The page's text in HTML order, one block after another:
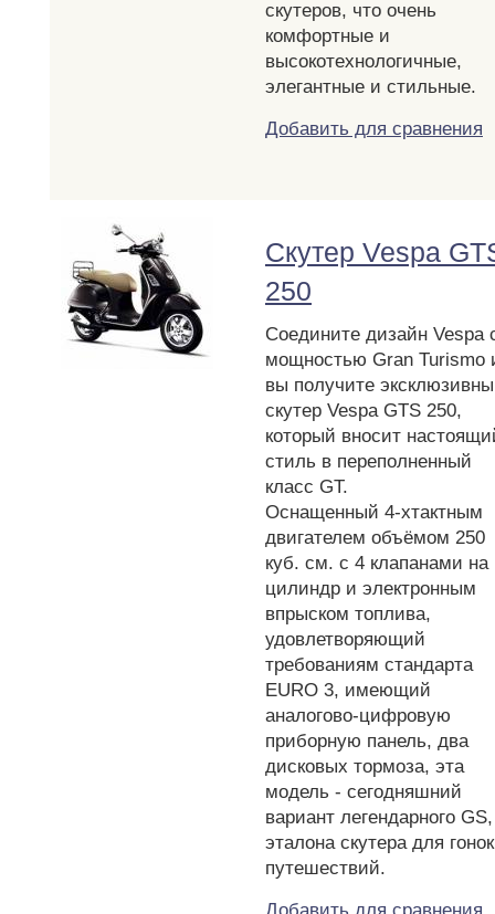
скутеров, что очень
комфортные и
высокотехнологичные,
элегантные и стильные.
Добавить для сравнения
Скутер Vespa
250
Соедините дизайн Vespa
мощностью Gran Turismo
вы получите
скутер Vespa GTS 250,
который вносит
стиль в переполненный
класс GT.
Оснащенный 4-хтактным
двигателем объёмом 250
куб. см. с 4 клапанами на
цилиндр и электронным
впрыском топлива,
удовлетворяющий
требованиям стандарта
EURO 3, имеющий
аналогово-цифровую
приборную панель, два
дисковых тормоза, эта
модель - сегодняшний
вариант легендарного GS,
эталона скутера для
путешествий.
Добавить для сравнения